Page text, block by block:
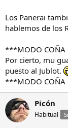
Los Panerai
hablemos de los
***MODO COÑA
Por cierto, mu
puesto al Jublot.
***MODO COÑA
Picón
Habitual